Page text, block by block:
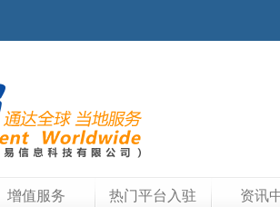
增值服务 热门平台入驻 资讯